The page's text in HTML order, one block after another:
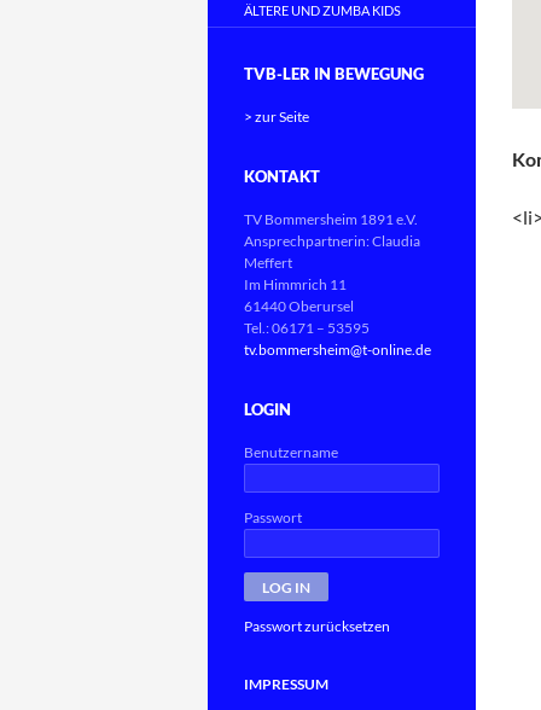
ÄLTERE UND ZUMBA KIDS
TVB-LER IN BEWEGUNG
> zur Seite
KONTAKT
TV Bommersheim 1891 e.V.
Ansprechpartnerin: Claudia
Meffert
Im Himmrich 11
61440 Oberursel
Tel.: 06171 – 53595
tv.bommersheim@t-online.de
LOGIN
Benutzername
Passwort
Passwort zurücksetzen
IMPRESSUM